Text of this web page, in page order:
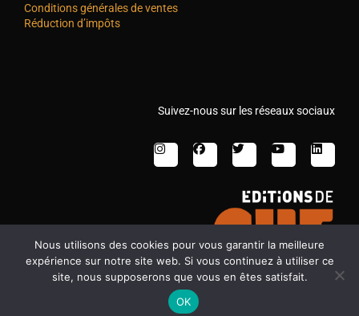
Conditions générales de ventes
Réduction d’impôts
Suivez-nous sur les réseaux sociaux
Nous utilisons des cookies pour vous garantir la meilleure
expérience sur notre site web. Si vous continuez à utiliser ce
site, nous supposerons que vous en êtes satisfait.
OK